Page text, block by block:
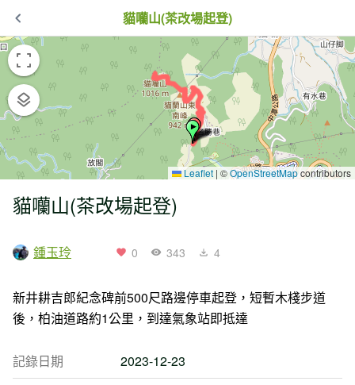
貓囒山(茶改場起登)
Leaflet | ©OpenStreetMapcontributors
貓囒山(茶改場起登)
鍾玉玲 0 343 4
新井耕吉郎紀念碑前500尺路邊停車起登，短暫木棧步道
後，柏油道路約1公里，到達氣象站即抵達
記錄日期
2023-12-23